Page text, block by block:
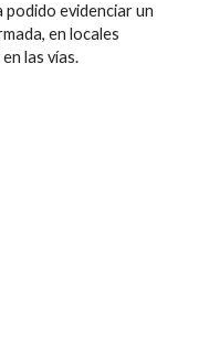
podido evidenciar un
en locales
las vías.